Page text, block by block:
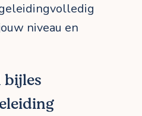
niveau en
bijles